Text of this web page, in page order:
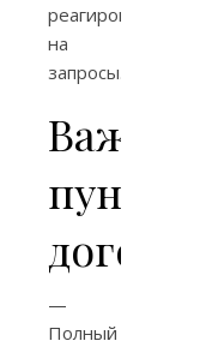
реагирование
на
запросы.
Важные
пункты
договора
—
Полный